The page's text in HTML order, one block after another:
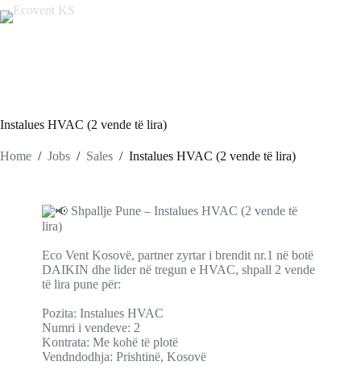
Instalues HVAC (2 vende të lira)
Home / Jobs / Sales / Instalues HVAC (2 vende të lira)
Shpallje Pune – Instalues HVAC (2 vende të
lira)
Eco Vent Kosovë, partner zyrtar i brendit nr.1 në botë
DAIKIN dhe lider në tregun e HVAC, shpall 2 vende
të lira pune për:
Pozita: Instalues HVAC
Numri i vendeve: 2
Kontrata: Me kohë të plotë
Vendndodhja: Prishtinë, Kosovë